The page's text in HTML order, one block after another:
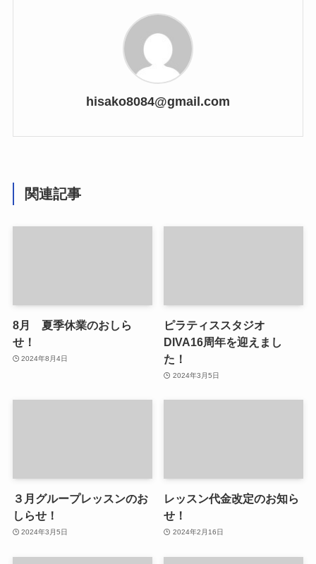
hisako8084@gmail.com
関連記事
8月 夏季休業のおしら
せ！
2024年8月4日
ピラティススタジオ
DIVA16周年を迎えまし
た！
2024年3月5日
３月グループレッスンのお
しらせ！
2024年3月5日
レッスン代金改定のお知ら
せ！
2024年2月16日